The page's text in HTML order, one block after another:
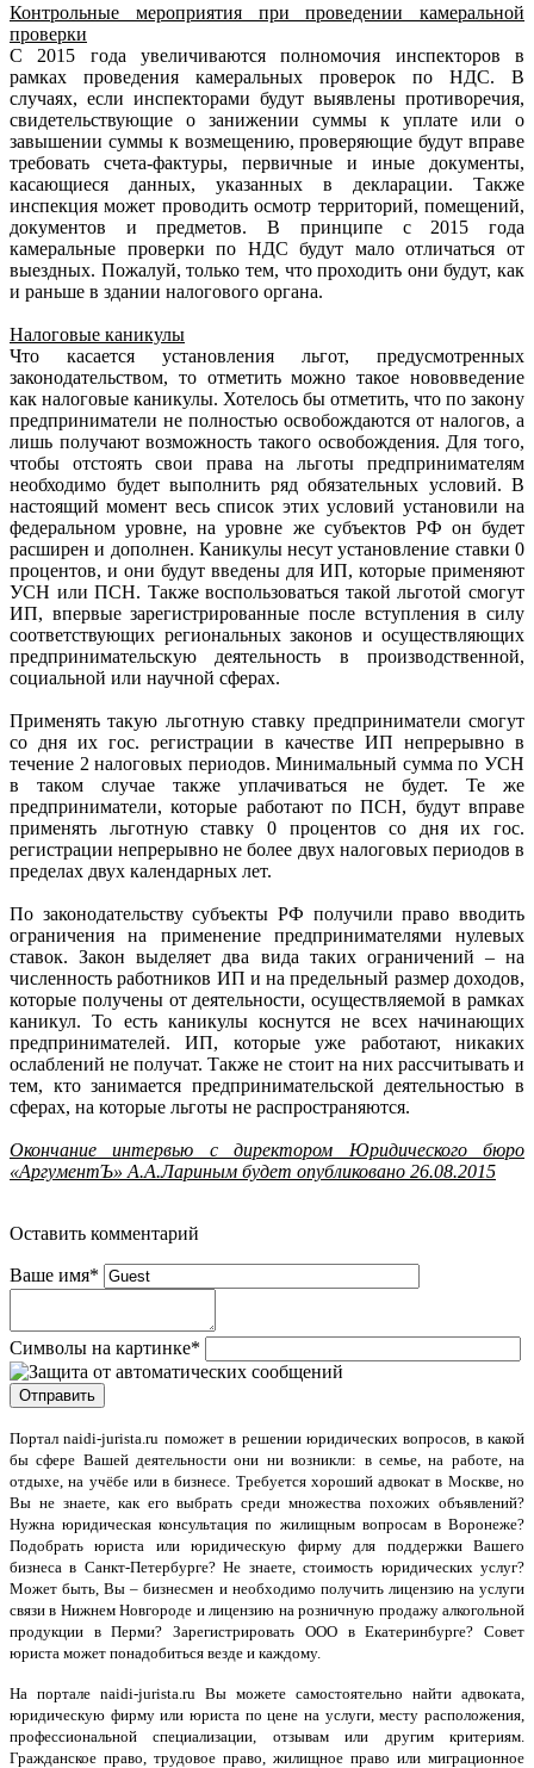
Контрольные мероприятия при проведении камеральной
проверки
С 2015 года увеличиваются полномочия инспекторов в
рамках проведения камеральных проверок по НДС. В
случаях, если инспекторами будут выявлены противоречия,
свидетельствующие о занижении суммы к уплате или о
завышении суммы к возмещению, проверяющие будут вправе
требовать счета-фактуры, первичные и иные документы,
касающиеся данных, указанных в декларации. Также
инспекция может проводить осмотр территорий, помещений,
документов и предметов. В принципе с 2015 года
камеральные проверки по НДС будут мало отличаться от
выездных. Пожалуй, только тем, что проходить они будут, как
и раньше в здании налогового органа.
Налоговые каникулы
Что касается установления льгот, предусмотренных
законодательством, то отметить можно такое нововведение
как налоговые каникулы. Хотелось бы отметить, что по закону
предприниматели не полностью освобождаются от налогов, а
лишь получают возможность такого освобождения. Для того,
чтобы отстоять свои права на льготы предпринимателям
необходимо будет выполнить ряд обязательных условий. В
настоящий момент весь список этих условий установили на
федеральном уровне, на уровне же субъектов РФ он будет
расширен и дополнен. Каникулы несут установление ставки 0
процентов, и они будут введены для ИП, которые применяют
УСН или ПСН. Также воспользоваться такой льготой смогут
ИП, впервые зарегистрированные после вступления в силу
соответствующих региональных законов и осуществляющих
предпринимательскую деятельность в производственной,
социальной или научной сферах.
Применять такую льготную ставку предприниматели смогут
со дня их гос. регистрации в качестве ИП непрерывно в
течение 2 налоговых периодов. Минимальный сумма по УСН
в таком случае также уплачиваться не будет. Те же
предприниматели, которые работают по ПСН, будут вправе
применять льготную ставку 0 процентов со дня их гос.
регистрации непрерывно не более двух налоговых периодов в
пределах двух календарных лет.
По законодательству субъекты РФ получили право вводить
ограничения на применение предпринимателями нулевых
ставок. Закон выделяет два вида таких ограничений – на
численность работников ИП и на предельный размер доходов,
которые получены от деятельности, осуществляемой в рамках
каникул. То есть каникулы коснутся не всех начинающих
предпринимателей. ИП, которые уже работают, никаких
ослаблений не получат. Также не стоит на них рассчитывать и
тем, кто занимается предпринимательской деятельностью в
сферах, на которые льготы не распространяются.
Окончание интервью с директором Юридического бюро
«АргументЪ» А.А.Лариным будет опубликовано 26.08.2015
Оставить комментарий
Ваше имя*
Символы на картинке*
Портал naidi-jurista.ru поможет в решении юридических вопросов, в какой
бы сфере Вашей деятельности они ни возникли: в семье, на работе, на
отдыхе, на учёбе или в бизнесе. Требуется хороший адвокат в Москве, но
Вы не знаете, как его выбрать среди множества похожих объявлений?
Нужна юридическая консультация по жилищным вопросам в Воронеже?
Подобрать юриста или юридическую фирму для поддержки Вашего
бизнеса в Санкт-Петербурге? Не знаете, стоимость юридических услуг?
Может быть, Вы – бизнесмен и необходимо получить лицензию на услуги
связи в Нижнем Новгороде и лицензию на розничную продажу алкогольной
продукции в Перми? Зарегистрировать ООО в Екатеринбурге? Совет
юриста может понадобиться везде и каждому.
На портале naidi-jurista.ru Вы можете самостоятельно найти адвоката,
юридическую фирму или юриста по цене на услуги, месту расположения,
профессиональной специализации, отзывам или другим критериям.
Гражданское право, трудовое право, жилищное право или миграционное